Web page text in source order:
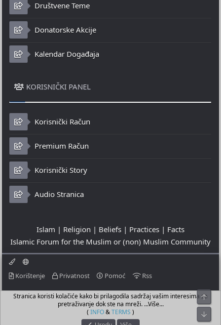
Društvene Teme
Donatorske Akcije
Kalendar Događaja
KORISNIČKI PANEL
Korisnički Račun
Premium Račun
Korisnički Story
Audio Stranica
Islam | Religion | Beliefs | Practices | Facts
Islamic Forum for the Muslim or (non) Muslim Community
Korištenje Privatnost Pomoć Rss
© 2023 - 07-08-2026
© Islamic Community Platform ®
Stranica koristi kolačiće kako bi prilagodila sadržaj vašim interesima za
pretraživanje dok ste na mreži. ...Više...
( INFO&TERMS )
Top